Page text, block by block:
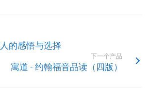
的感悟与选择
下一个产品
寓道 - 约翰福音品读（四版）